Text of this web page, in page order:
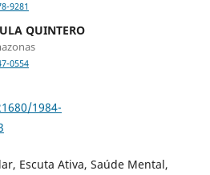
9281
QUINTERO
0554
1984-
Escuta Ativa, Saúde Mental,